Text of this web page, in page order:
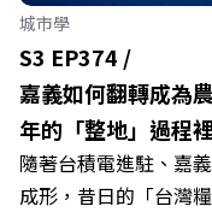
城市學
S3 EP374 /
嘉義如何翻轉成為
年的「整地」過程
隨著台積電進駐、嘉
成形，昔日的「台灣